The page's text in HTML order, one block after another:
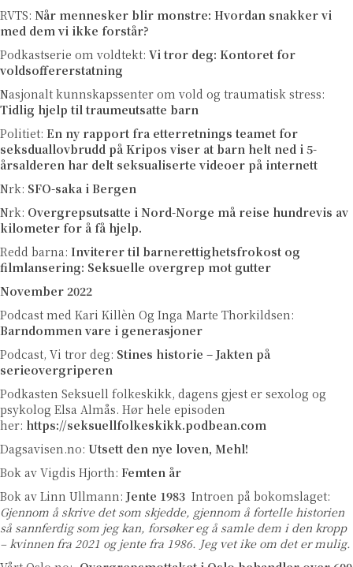
RVTS: Når mennesker blir monstre: Hvordan snakker vi
med dem vi ikke forstår?
Podkastserie om voldtekt: Vi tror deg: Kontoret for
voldsoffererstatning
Nasjonalt kunnskapssenter om vold og traumatisk stress:
Tidlig hjelp til traumeutsatte barn
Politiet: En ny rapport fra etterretnings teamet for
seksduallovbrudd på Kripos viser at barn helt ned i 5-
årsalderen har delt seksualiserte videoer på internett
Nrk: SFO-saka i Bergen
Nrk: Overgrepsutsatte i Nord-Norge må reise hundrevis av
kilometer for å få hjelp.
Redd barna: Inviterer til barnerettighetsfrokost og
filmlansering: Seksuelle overgrep mot gutter
November 2022
Podcast med Kari Killèn Og Inga Marte Thorkildsen:
Barndommen vare i generasjoner
Podcast, Vi tror deg: Stines historie – Jakten på
serieovergriperen
Podkasten Seksuell folkeskikk, dagens gjest er sexolog og
psykolog Elsa Almås. Hør hele episoden
her: https://seksuellfolkeskikk.podbean.com
Dagsavisen.no: Utsett den nye loven, Mehl!
Bok av Vigdis Hjorth: Femten år
Bok av Linn Ullmann: Jente 1983 Introen på bokomslaget:
Gjennom å skrive det som skjedde, gjennom å fortelle historien
så sannferdig som jeg kan, forsøker eg å samle dem i den kropp
– kvinnen fra 2021 og jente fra 1986. Jeg vet ike om det er mulig.